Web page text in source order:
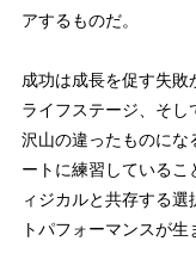
アするものだ。
成功は成長を促す失敗
ライフステージ、そし
沢山の違ったものにな
ートに練習しているこ
ィジカルと共存する
トパフォーマンスが生